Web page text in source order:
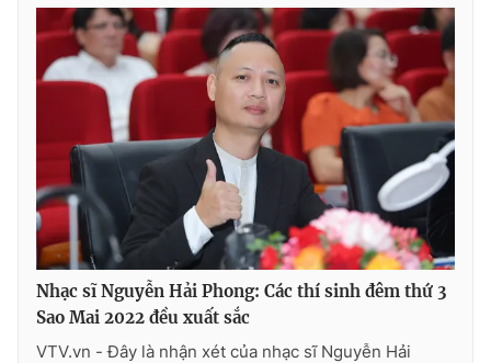
Nhạc sĩ Nguyễn Hải Phong: Các thí sinh đêm thứ 3
Sao Mai 2022 đều xuất sắc
VTV.vn - Đây là nhận xét của nhạc sĩ Nguyễn Hải